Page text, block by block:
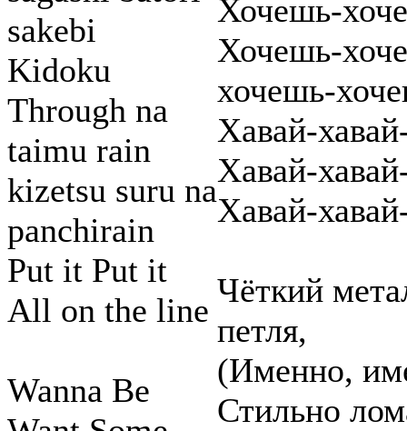
sakebi
Kidoku
Through na
taimu rain
kizetsu suru na
panchirain
Put it Put it
All on the line
Wanna Be
Хочешь-
Хочешь-
хочешь-
Хавай-
Хавай-
Хавай-
Чёткий
петля,
(Именно,
Стильно